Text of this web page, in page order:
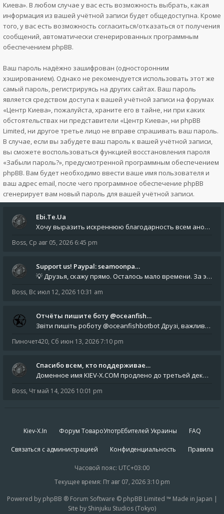
Киева». В любом случае у вас есть возможность выбрать, какая
информация из вашей учётной записи будет общедоступна. Кроме
того, у вас есть возможность согласиться/отказаться от получения
сообщений, автоматически сгенерированных программным
обеспечением phpBB.
Ваш пароль надёжно зашифрован (односторонним
хэшированием). Однако не рекомендуется использовать этот же
самый пароль, регистрируясь на других сайтах. Ваш пароль
является средством доступа к вашей учётной записи на форумах
«Центр Киева», пожалуйста, храните его в тайне, ни при каких
обстоятельствах ни представители «Центр Киева», ни phpBB
Limited, ни другое третье лицо не вправе спрашивать ваш пароль.
В случае, если вы забудете ваш пароль к вашей учётной записи,
вы сможете воспользоваться функцией восстановления пароля
«Забыли пароль?», предусмотренной программным обеспечением
phpBB. Вам будет необходимо ввести ваше имя пользователя и
ваш адрес email, после чего программное обеспечение phpBB
сгенерирует вам новый пароль для вашей учётной записи.
Ebi.Te.Ua
Хочу выразить искреннюю благодарность всем анонимным пользователям, которые поддержали наше сообщество финансово. Благод
Boss, Ср авг 05, 2026 6:45 pm
Support us! Paypal: seamoonpa…
💡 Друзья, скажу прямо. Осталось мало времени. За это время нам нужно закрыть последние обязательные расходы: около 500
Boss, Вс июл 12, 2026 10:31 am
Отчёты пишите боту @oceanfish…
Звіти пишіть роботу @oceanfishbotbot Друзі, важливе повідомлення для учасників форума. Основне звернення опублікован
Пиночет420, Сб июн 13, 2026 7:10 pm
Спасибо всем, кто поддерживае…
Доменное имя KIEV-X.COM продлено до третьей декады августа 2027 года! Спасибо всем анонимным пользователям, которые по
Boss, Чт май 14, 2026 10:01 pm
Kiev-X.In Форум ТовароУпотрЕбителей Украины FAQ
Связаться с администрацией Конфиденциальность Правила
Часовой пояс: UTC+03:00
Текущее время: Пт авг 07, 2026 3:10 pm
Powered by phpBB ® Forum Software © phpBB Limited ™ Made in Japan |
Site by Shinjuku Studios (Tokyo)